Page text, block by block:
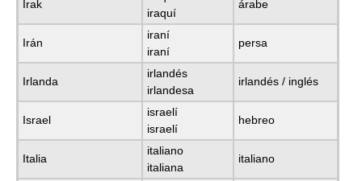
Irak
iraquí
árabe
Irán
iraní
iraní
persa
Irlanda
irlandés
irlandesa
irlandés / inglés
Israel
israelí
israelí
hebreo
Italia
italiano
italiana
italiano